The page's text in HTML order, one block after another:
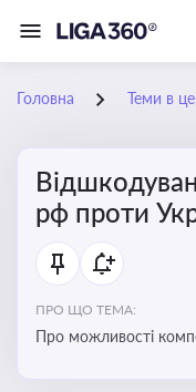
Головна Теми в
рф проти
ПРО ЩО ТЕМА:
Про можливості